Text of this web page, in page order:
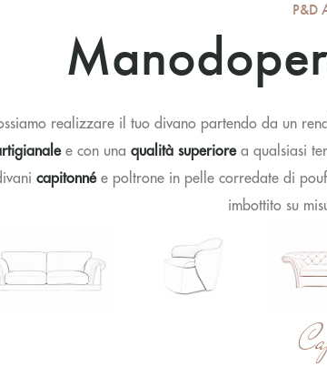
P&D
realizzare il tuo divano partendo da un
e con una qualità superiorea qualsiasi
capitonnée poltrone in pelle corredate di
imbottito su